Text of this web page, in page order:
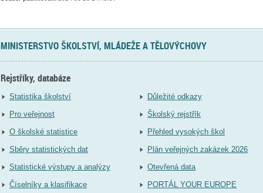
MINISTERSTVO ŠKOLSTVÍ, MLÁDEŽE A TĚLOVÝCHOVY
Rejstříky, databáze
Statistika školství
Pro veřejnost
O školské statistice
Sběry statistických dat
Statistické výstupy a analýzy
Číselníky a klasifikace
Důležité odkazy
Školský rejstřík
Přehled vysokých škol
Plán veřejných zakázek 2026
Otevřená data
PORTÁL YOUR EUROPE